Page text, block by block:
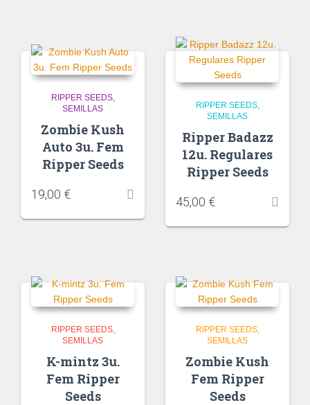
RIPPER SEEDS
SEMILLAS
Zombie Kush
Auto 3u. Fem
Ripper Seeds
19,00 €
RIPPER SEEDS
SEMILLAS
Ripper Badazz
12u. Regulares
Ripper Seeds
45,00 €
RIPPER SEEDS
SEMILLAS
K-mintz 3u.
Fem Ripper
Seeds
RIPPER SEEDS
SEMILLAS
Zombie Kush
Fem Ripper
Seeds